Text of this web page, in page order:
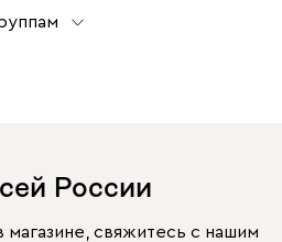
России
магазине, свяжитесь с нашим